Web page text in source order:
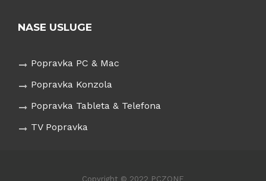
NASE USLUGE
Popravka PC & Mac
Popravka Konzola
Popravka Tableta & Telefona
TV Popravka
Copyright © 2022 PCZONE